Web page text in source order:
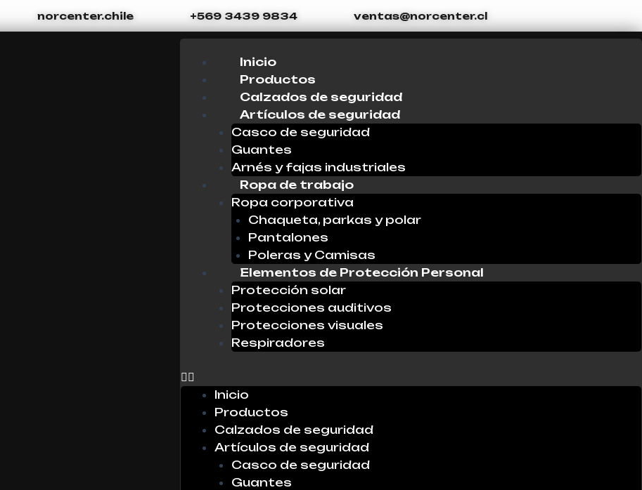
norcenter.chile +569 3439 9834 ventas@norcenter.cl
Inicio
Productos
Calzados de seguridad
Artículos de seguridad
Casco de seguridad
Guantes
Arnés y fajas industriales
Ropa de trabajo
Ropa corporativa
Chaqueta, parkas y polar
Pantalones
Poleras y Camisas
Elementos de Protección Personal
Protección solar
Protecciones auditivos
Protecciones visuales
Respiradores
Inicio
Productos
Calzados de seguridad
Artículos de seguridad
Casco de seguridad
Guantes